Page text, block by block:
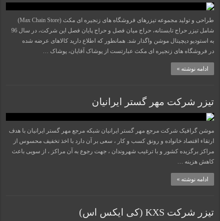
طراحی و تولید مجموعه تیزرهای فروشگاه های زنجیره ای مکث (Max Chain Store)
شامل تیزر حراج تابستانه، حراج میان فصل و حراج پایان فصل این شرکت، در سال 96
به استودیو دیچیتال موشن واگذار شد. همانطور که اطلاع دارید کالاهای عرضه شده
در فروشگاه های زنجیره ای مکث عبارتست از پوشاک آقایان، پوشاک …
ادامه نوشته »
تیزر شرکت مهر گستر ایرانیان
موشن گرافیک شرکت مرجع مهر گستر ایرانیان شبکه مرجع مهر گستر ایرانیان با هدف
ارتقاء اقتصاد خانواده و رونق کسب و کار ، سعی بر آن دارد با اخذ تخفیف محسوس از
مراکز برگزیده کشور و با ترغیب شهروندان ، جهت رجوع به آن مراکز ، از سویی باعث
کاهش هزینه …
ادامه نوشته »
تیزر شرکت KXS (کی ایکس اس)